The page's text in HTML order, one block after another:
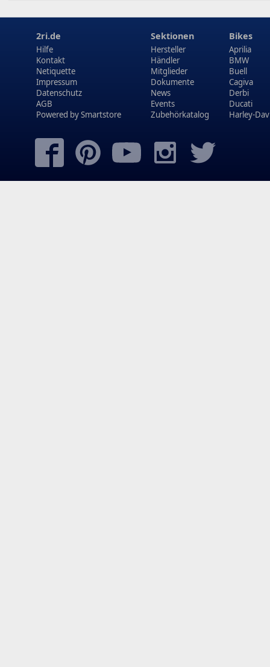
2ri.de
Hilfe
Kontakt
Netiquette
Impressum
Datenschutz
AGB
Powered bySmartstore
Sektionen
Hersteller
Händler
Mitglieder
Dokumente
News
Events
Zubehörkatalog
Bikes
Aprilia
BMW
Buell
Cagiva
Derbi
Ducati
Harley-